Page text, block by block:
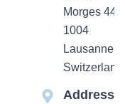
Morges 44
1004
Lausanne,
Switzerland
Addresse